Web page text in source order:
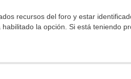
recursos del foro y estar
la opción. Si está teniendo